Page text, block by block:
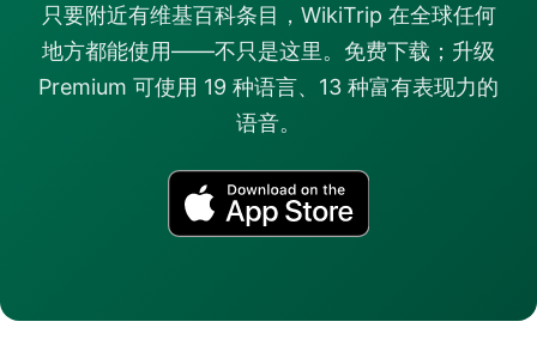
只要附近有维基百科条目，WikiTrip 在全球任何
地方都能使用——不只是这里。免费下载；升级
Premium 可使用 19 种语言、13 种富有表现力的
语音。